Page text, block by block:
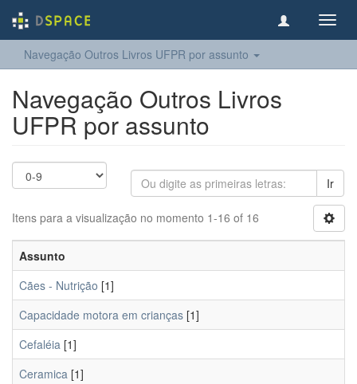
Navegação Outros Livros UFPR por assunto
Navegação Outros Livros
UFPR por assunto
Ir
Itens para a visualização no momento 1-16 of 16
Assunto
Cães - Nutrição [1]
Capacidade motora em crianças [1]
Cefaléia [1]
Ceramica [1]